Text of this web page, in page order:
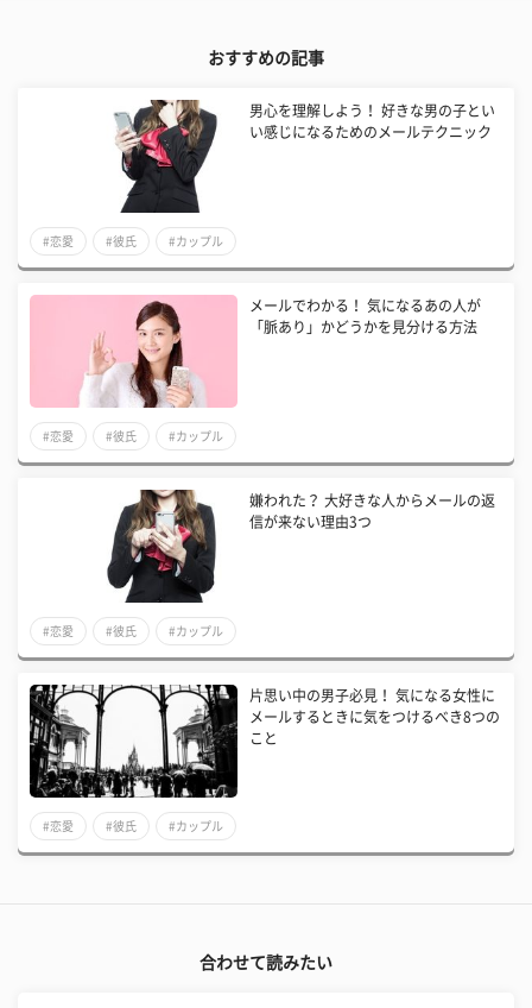
おすすめの記事
男心を理解しよう！ 好きな男の子とい
い感じになるためのメールテクニック
#恋愛 #彼氏 #カップル
メールでわかる！ 気になるあの人が
「脈あり」かどうかを見分ける方法
#恋愛 #彼氏 #カップル
嫌われた？ 大好きな人からメールの返
信が来ない理由3つ
#恋愛 #彼氏 #カップル
片思い中の男子必見！ 気になる女性に
メールするときに気をつけるべき8つの
こと
#恋愛 #彼氏 #カップル
合わせて読みたい